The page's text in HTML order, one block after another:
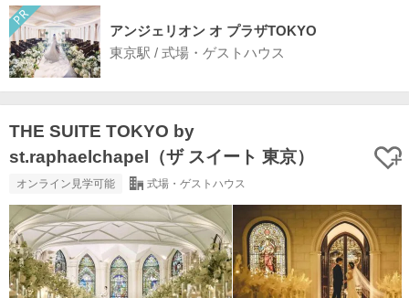
アンジェリオン オ プラザTOKYO
東京駅 / 式場・ゲストハウス
THE SUITE TOKYO by
st.raphaelchapel（ザ スイート 東京）
オンライン見学可能 式場・ゲストハウス